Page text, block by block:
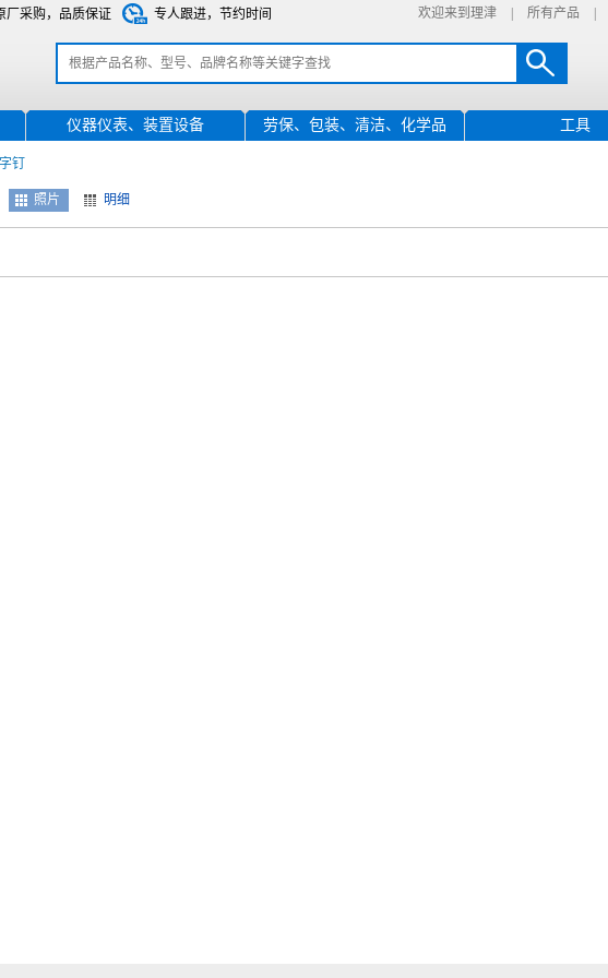
厂采购，品质保证 专人跟进，节约时间 欢迎来到理津 所有产品
仪器仪表、装置设备 劳保、包装、清洁、化学品 工具
钉
照片 明细